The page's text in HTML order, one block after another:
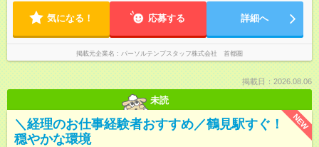
気になる！ 応募する 詳細へ
掲載元企業名 パーソルテンプスタッフ株式会社 首都圏
掲載日：2026.08.06
未読
NEW
＼経理のお仕事経験者おすすめ／鶴見駅すぐ！
穏やかな環境